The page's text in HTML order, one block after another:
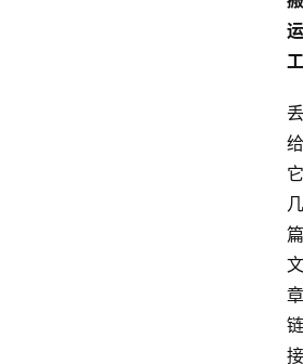
运
工
丢
给
它
几
篇
文
章
链
接